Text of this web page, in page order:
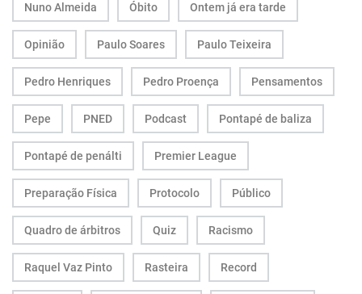
Nuno Almeida Óbito Ontem já era tarde
Opinião Paulo Soares Paulo Teixeira
Pedro Henriques Pedro Proença Pensamentos
Pepe PNED Podcast Pontapé de baliza
Pontapé de penálti Premier League
Preparação Física Protocolo Público
Quadro de árbitros Quiz Racismo
Raquel Vaz Pinto Rasteira Record